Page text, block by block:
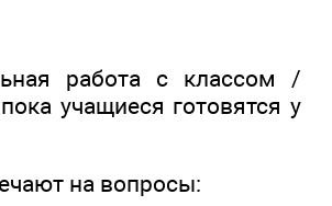
работа с классом /
учащиеся готовятся у
на вопросы: